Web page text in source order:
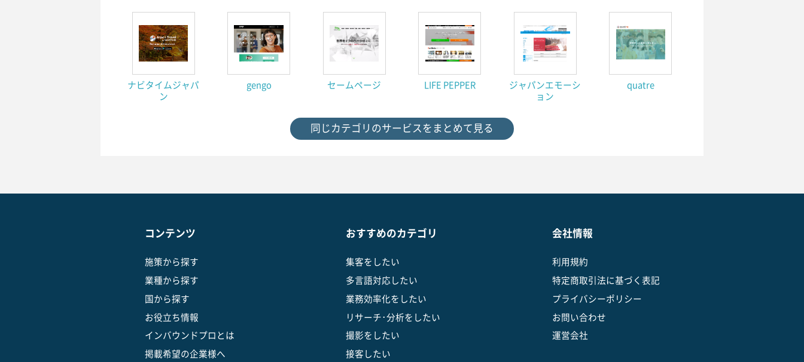
ナビタイムジャパ
ン
gengo セームページ LIFE PEPPER
ジャパンエモーシ
ョン
quatre
同じカテゴリのサービスをまとめて見る
コンテンツ
施策から探す
業種から探す
国から探す
お役立ち情報
インバウンドプロとは
掲載希望の企業様へ
おすすめのカテゴリ
集客をしたい
多言語対応したい
業務効率化をしたい
リサーチ･分析をしたい
撮影をしたい
接客したい
会社情報
利用規約
特定商取引法に基づく表記
プライバシーポリシー
お問い合わせ
運営会社